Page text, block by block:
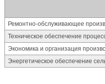
Ремонтно-обслуживающее
Техническое обеспечение
Экономика и организация
Энергетическое обеспечение